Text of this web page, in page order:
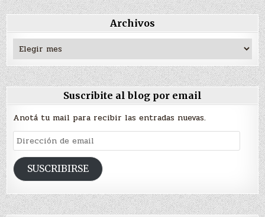
Archivos
Archivos
Suscribite al blog por email
Anotá tu mail para recibir las entradas nuevas.
Dirección
de
emailSUSCRIBIRSE